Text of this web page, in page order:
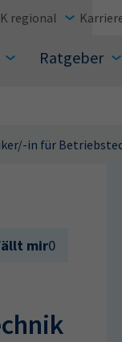
Ratgeber
regional
in für
mir0